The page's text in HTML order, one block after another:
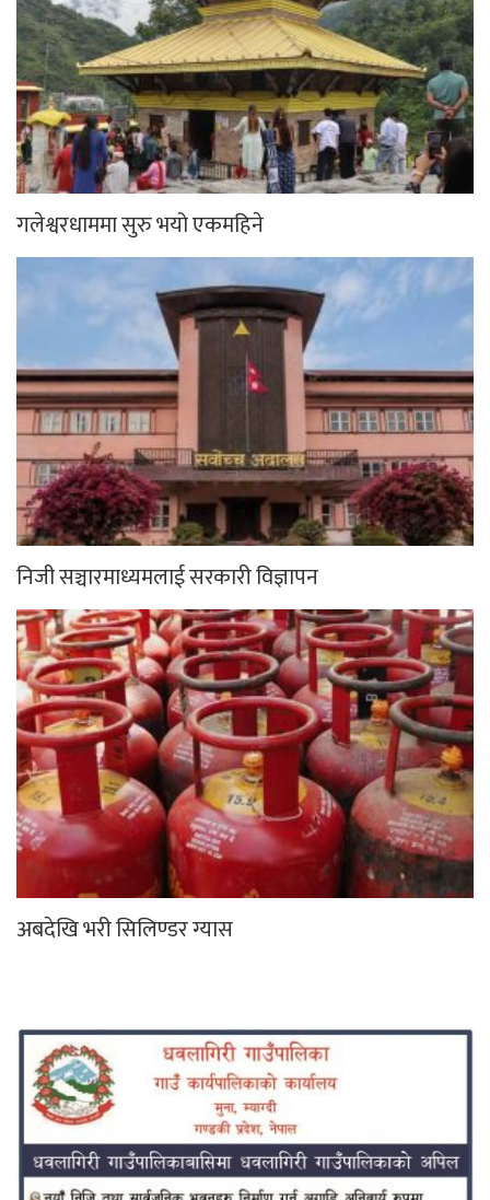
गलेश्वरधाममा सुरु भयो एकमहिने
निजी सञ्चारमाध्यमलाई सरकारी विज्ञापन
अबदेखि भरी सिलिण्डर ग्यास